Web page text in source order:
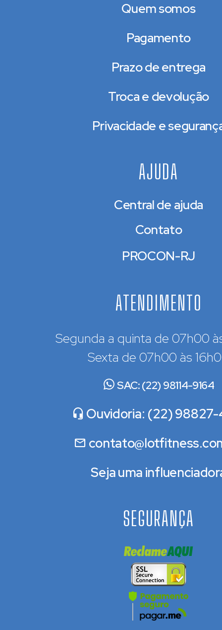
Quem somos
Pagamento
Prazo de entrega
Troca e devolução
Privacidade e
AJUDA
Central de ajuda
Contato
PROCON-RJ
ATENDIMENTO
Segunda a quinta de 07h00
Sexta de 07h00 às
SAC: (22) 98114-9164
Ouvidoria: (22) 98827-
Seja uma
SEGURANÇA